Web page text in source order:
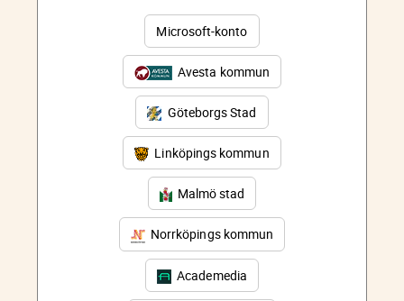
Microsoft-konto
Avesta kommun
Göteborgs Stad
Linköpings kommun
Malmö stad
Norrköpings kommun
Academedia